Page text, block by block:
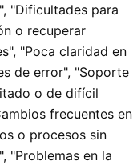
"Dificultades para
o recuperar
"Poca claridad en
de error", "Soporte
o de difícil
frecuentes en
o procesos sin
"Problemas en la